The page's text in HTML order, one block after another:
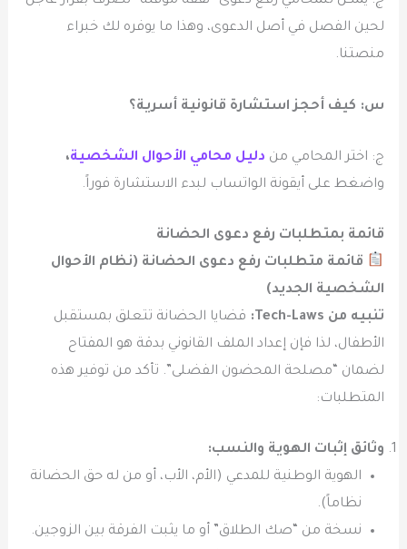
لحين الفصل في أصل الدعوى، وهذا ما يوفره لك خبراء
منصتنا.
س: كيف أحجز استشارة قانونية أسرية؟
ج: اختر المحامي من دليل محامي الأحوال الشخصية،
واضغط على أيقونة الواتساب لبدء الاستشارة فوراً.
قائمة بمتطلبات رفع دعوى الحضانة
قائمة متطلبات رفع دعوى الحضانة (نظام الأحوال
الشخصية الجديد)
تنبيه من Tech-Laws:
قضايا الحضانة تتعلق بمستقبل
الأطفال، لذا فإن إعداد الملف القانوني بدقة هو المفتاح
لضمان “مصلحة المحضون الفضلى”. تأكد من توفير هذه
المتطلبات:
وثائق إثبات الهوية والنسب:
الهوية الوطنية للمدعي (الأم، الأب، أو من له حق الحضانة
نظاماً).
نسخة من “صك الطلاق” أو ما يثبت الفرقة بين الزوجين.